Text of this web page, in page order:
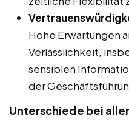
Hohe Erwartungen
Verlässlichkeit,
sensiblen
der
Unterschiede bei